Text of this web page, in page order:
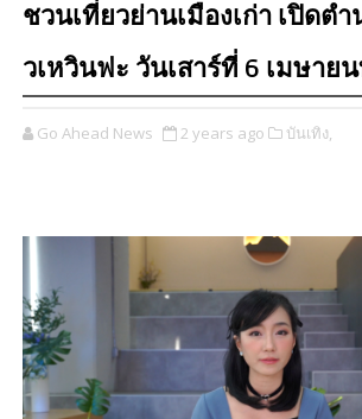
ชวนเที่ยวย่านเมืองเก่า เปิดต
วเหวินฟะ วันเสาร์ที่ 6 เมษาย
Go Ahead News 2 years ago บันเทิง,